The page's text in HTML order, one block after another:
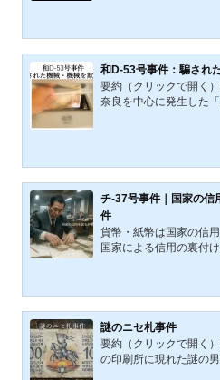
（平成13）年3月期――
を計上した。68億円の
1月31日に発覚した「天
和D-53号事件：騙され
要約（クリックで開く
奈良を中心に発生した
件となった。事件は日
え、新たな偽造対策の
1万円札「和D-53号」
替機やATMから相次い
チ-37号事件｜国家の信
件
貨幣・紙幣は国家の信
国家による信用の裏付
その精巧な造りから「
の職人技」などと呼ば
日まで事件は続いた。
7号事件」は、社会に大
の一つでもある。警察
謎のニセ札事件
要約（クリックで開く
の印刷所に現れた謎の